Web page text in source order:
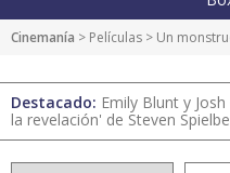
Cinemanía > Películas > Un
Destacado: Emily Blunt y
la revelación' de Steven